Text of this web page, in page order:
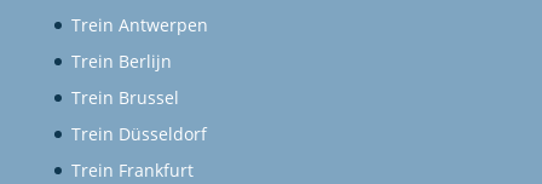
Trein Antwerpen
Trein Berlijn
Trein Brussel
Trein Düsseldorf
Trein Frankfurt